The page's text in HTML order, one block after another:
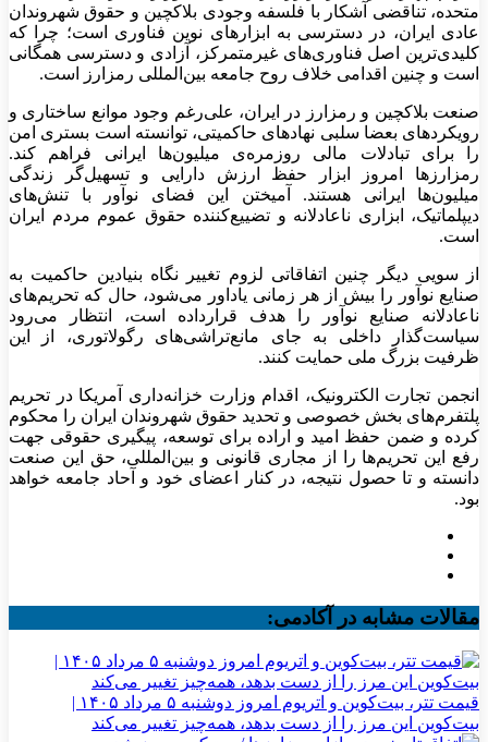
متحده، تناقضی آشکار با فلسفه وجودی بلاکچین و حقوق شهروندان
عادی ایران، در دسترسی به ابزار‌های نوین فناوری است؛ چرا که
کلیدی‌ترین اصل فناوری‌های غیرمتمرکز، آزادی و دسترسی همگانی
است و چنین اقدامی خلاف روح جامعه بین‌المللی رمزارز است.
صنعت بلاکچین و رمزارز در ایران، علی‌رغم وجود موانع ساختاری و
رویکرد‌های بعضا سلبی نهاد‌های حاکمیتی، توانسته است بستری امن
را برای تبادلات مالی روزمره‌ی میلیون‌ها ایرانی فراهم کند.
رمزارز‌ها امروز ابزار حفظ ارزش دارایی و تسهیل‌گر زندگی
میلیون‌ها ایرانی هستند. آمیختن این فضای نوآور با تنش‌های
دیپلماتیک، ابزاری ناعادلانه و تضییع‌کننده حقوق عموم مردم ایران
است.
از سویی دیگر چنین اتفاقاتی لزوم تغییر نگاه بنیادین حاکمیت به
صنایع نوآور را بیش از هر زمانی یاداور می‌شود، حال که تحریم‌های
ناعادلانه صنایع نوآور را هدف قرارداده است، انتظار می‌رود
سیاست‌گذار داخلی به جای مانع‌تراشی‌های رگولاتوری، از این
ظرفیت بزرگ ملی حمایت کنند.
انجمن تجارت الکترونیک، اقدام وزارت خزانه‌داری آمریکا در تحریم
پلتفرم‌های بخش خصوصی و تحدید حقوق شهروندان ایران را محکوم
کرده و ضمن حفظ امید و اراده برای توسعه، پیگیری حقوقی جهت
رفع این تحریم‌ها را از مجاری قانونی و بین‌المللی، حق این صنعت
دانسته و تا حصول نتیجه، در کنار اعضای خود و آحاد جامعه خواهد
بود.
مقالات مشابه در آکادمی:
قیمت تتر، بیت‌کوین و اتریوم امروز دوشنبه ۵ مرداد ۱۴۰۵ |
بیت‌کوین این مرز را از دست بدهد، همه‌چیز تغییر می‌کند